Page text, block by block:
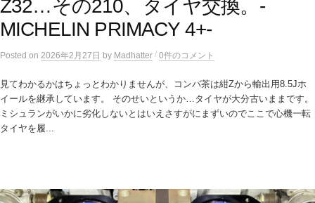
Z32…その210、タイヤ交換。-
MICHELIN PRIMACY 4+-
Posted on 2026年2月27日 by Madhatter / 0件のコメント
見てわかるかはちょっとわかりませんが、コンバ茶は紺Zから輸出用8.5Jホ
イールを継承しています。 そのせいというか…タイヤが大分古いままです。
ミシュランがいかに劣化しないとはいえさすがにまずいのでここで心機一転
タイヤを履...